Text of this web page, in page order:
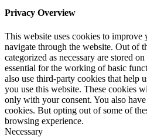
Privacy Overview
This website uses cookies to
navigate through the website. Out of
categorized as necessary are stored
essential for the working of basic
also use third-party cookies that help
you use this website. These cookies
only with your consent. You also
cookies. But opting out of some of
browsing experience.
Necessary